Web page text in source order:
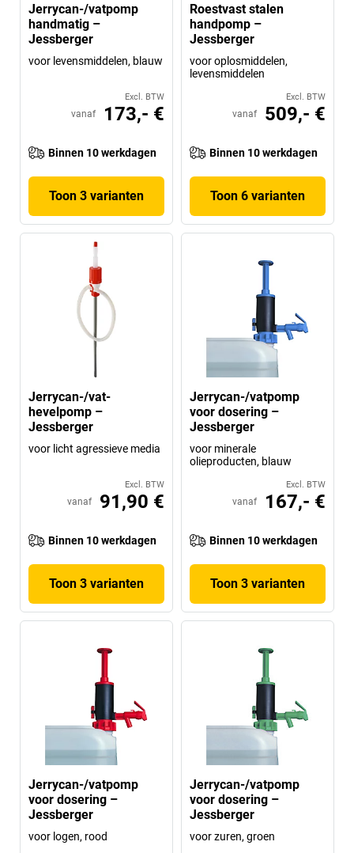
Jerrycan-/vatpomp
handmatig –
Jessberger
voor levensmiddelen, blauw
Excl. BTW
vanaf 173,- €
Binnen 10 werkdagen
Toon 3 varianten
Roestvast stalen
handpomp –
Jessberger
voor oplosmiddelen,
levensmiddelen
Excl. BTW
vanaf 509,- €
Binnen 10 werkdagen
Toon 6 varianten
Jerrycan-/vat-
hevelpomp –
Jessberger
voor licht agressieve media
Excl. BTW
vanaf 91,90 €
Binnen 10 werkdagen
Toon 3 varianten
Jerrycan-/vatpomp
voor dosering –
Jessberger
voor minerale
olieproducten, blauw
Excl. BTW
vanaf 167,- €
Binnen 10 werkdagen
Toon 3 varianten
Jerrycan-/vatpomp
voor dosering –
Jessberger
voor logen, rood
Jerrycan-/vatpomp
voor dosering –
Jessberger
voor zuren, groen